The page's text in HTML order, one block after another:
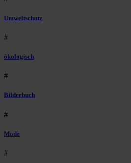
Umweltschutz
#
ökologisch
#
Bilderbuch
#
Mode
#